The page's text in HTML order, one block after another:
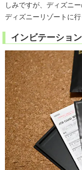
しみですが、ディズニ
ディズニーリゾートに
インビテーショ